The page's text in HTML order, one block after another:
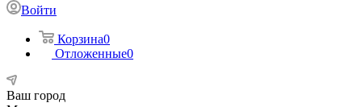
Войти
Корзина0
Отложенные0
Ваш город